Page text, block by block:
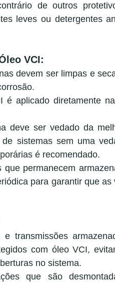
de outros
leves ou detergentes
VCI:
devem ser limpas e
é aplicado diretamente
deve ser vedado da
sistemas sem uma
é recomendado.
que permanecem
para garantir que
e transmissões
com óleo VCI,
no sistema.
que são